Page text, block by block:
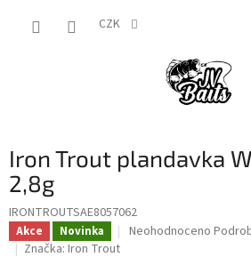
CZK
Iron Trout plandavka
2,8g
IRONTROUTSAE8057062
Akce Novinka
Průměrné
Neohodnoceno
Značka: Iron Trout